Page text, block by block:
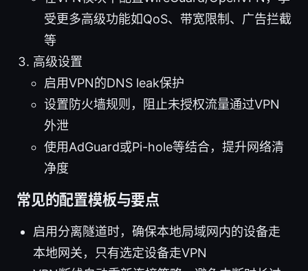
受更多高级功能如QoS、带宽限制、广告拦截
等
高级设置
启用VPN的DNS leak保护
设置防火墙规则，阻止未授权流量通过VPN
外泄
使用AdGuard或Pi-hole等结合，提升网络清
净度
常见的配置模板与要点
启用分离隧道时，确保本地局域网内的设备走
本地网关，只有选定设备走VPN